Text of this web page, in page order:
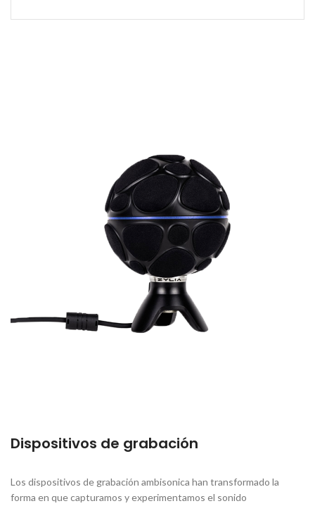
Dispositivos de grabación
Los dispositivos de grabación ambisonica han transformado la
forma en que capturamos y experimentamos el sonido